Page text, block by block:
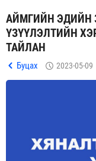
АЙМГИЙН ЭДИЙН
ҮЗҮҮЛЭЛТИЙН
ТАЙЛАН
Буцах 2023-05-09